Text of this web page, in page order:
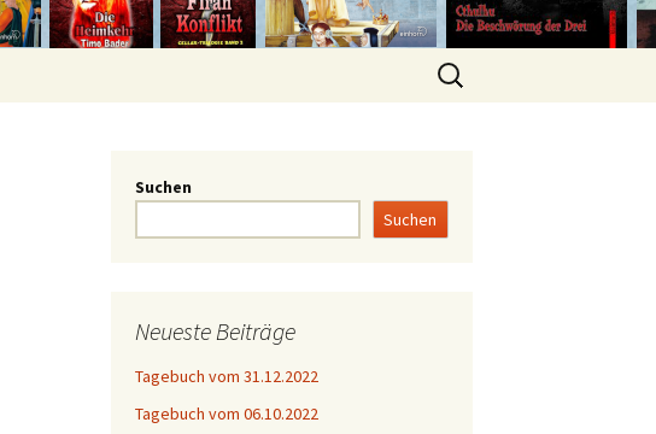
Suchen
Suchen
Neueste Beiträge
Tagebuch vom 31.12.2022
Tagebuch vom 06.10.2022